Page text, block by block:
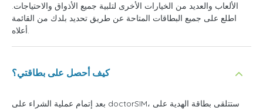
الألعاب والعديد من الخيارات الأخرى لتلبية جميع الأذواق والاحتياجات.
اطلع على جميع البطاقات المتاحة عن طريق تحديد بلدك من القائمة
أعلاه.
كيف أحصل على بطاقتي؟
بعد إتمام عملية الشراء على doctorSIM، ستتلقى بطاقة الهدية على